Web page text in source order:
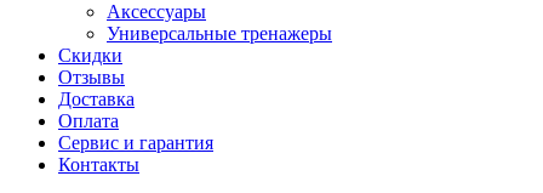
Аксессуары
Универсальные тренажеры
Скидки
Отзывы
Доставка
Оплата
Сервис и гарантия
Контакты